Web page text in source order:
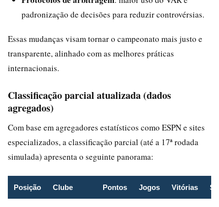
padronização de decisões para reduzir controvérsias.
Essas mudanças visam tornar o campeonato mais justo e
transparente, alinhado com as melhores práticas
internacionais.
Classificação parcial atualizada (dados
agregados)
Com base em agregadores estatísticos como ESPN e sites
especializados, a classificação parcial (até a 17ª rodada
simulada) apresenta o seguinte panorama:
Posição Clube Pontos Jogos Vitórias